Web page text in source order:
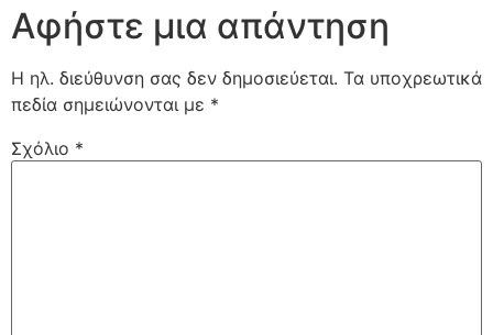
Αφήστε μια απάντηση
Η ηλ. διεύθυνση σας δεν δημοσιεύεται. Τα υποχρεωτικά
πεδία σημειώνονται με *
Σχόλιο *